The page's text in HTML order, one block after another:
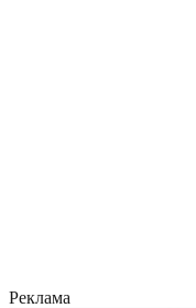
Реклама